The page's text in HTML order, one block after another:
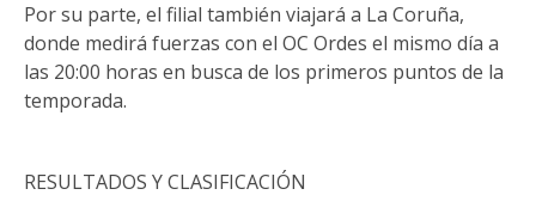
Por su parte, el filial también viajará a La Coruña,
donde medirá fuerzas con el OC Ordes el mismo día a
las 20:00 horas en busca de los primeros puntos de la
temporada.
RESULTADOS Y CLASIFICACIÓN